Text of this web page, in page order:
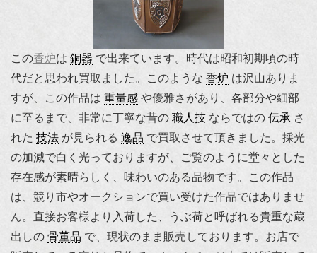
この香炉は 銅器 で出来ています。時代は昭和初期頃の時
代だと思われ買取ました。このような 香炉 は沢山ありま
すが、この作品は 重量感 や優雅さがあり、各部分や細部
に至るまで、非常に丁寧な昔の 職人技 ならではの 伝承 さ
れた 技法 が見られる 逸品 で買取させて頂きました。採光
の加減で白く光っておりますが、ご覧のように堂々とした
存在感が素晴らしく、味わいのある品物です。この作品
は、競り市やオークションで買い受けた作品ではありませ
ん。直接お客様より入荷した、うぶ荷と呼ばれる貴重な蔵
出しの 骨董品 で、現状のまま販売しております。お店で